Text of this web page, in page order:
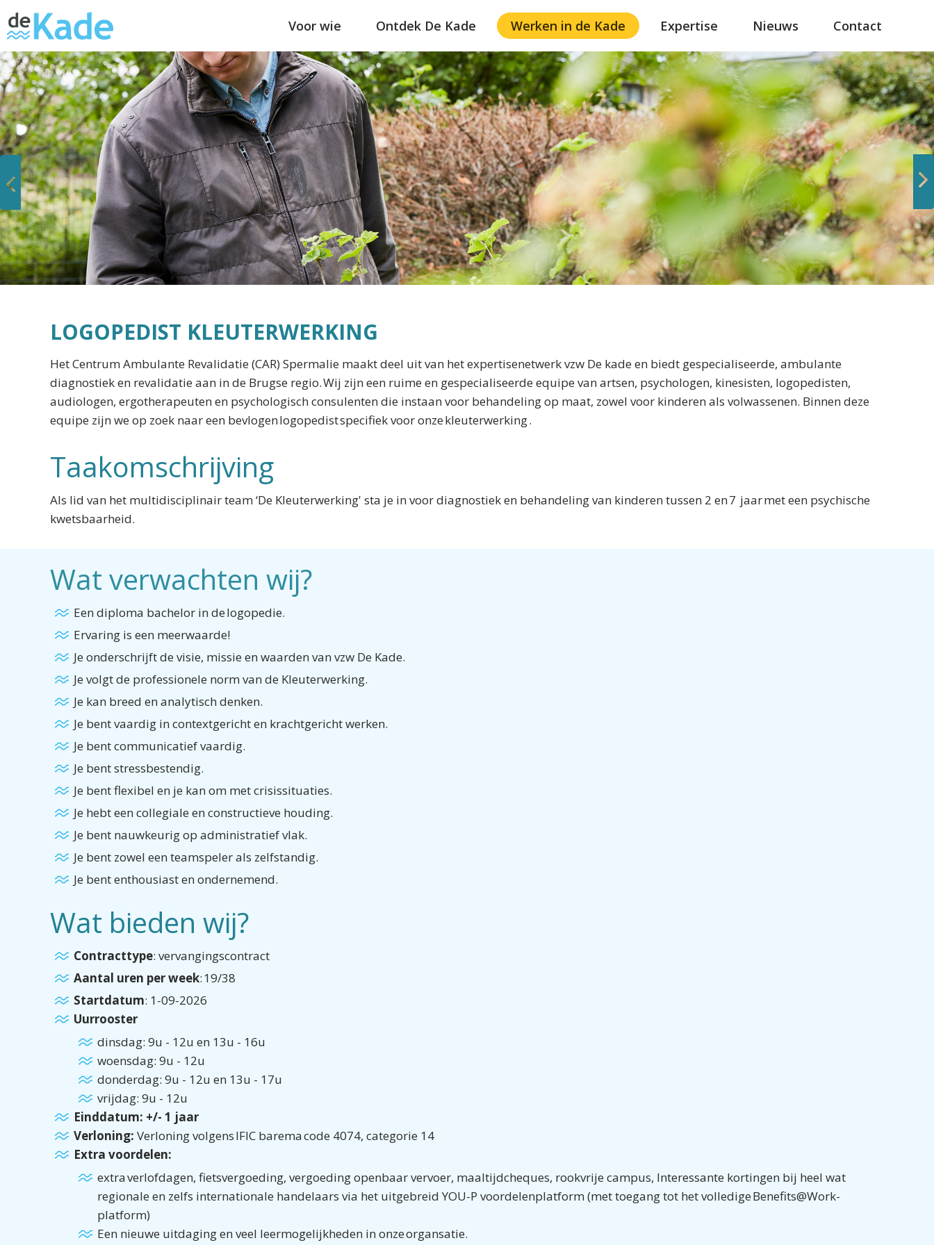
Voor wie Ontdek De Kade Werken in de Kade Expertise Nieuws Contact
Vorige
Volgende
LOGOPEDIST KLEUTERWERKING
Het Centrum Ambulante Revalidatie (CAR) Spermalie maakt deel uit van het expertisenetwerk vzw De kade en biedt gespecialiseerde, ambulante
diagnostiek en revalidatie aan in de Brugse regio. Wij zijn een ruime en gespecialiseerde equipe van artsen, psychologen, kinesisten, logopedisten,
audiologen, ergotherapeuten en psychologisch consulenten die instaan voor behandeling op maat, zowel voor kinderen als volwassenen. Binnen deze
equipe zijn we op zoek naar een bevlogen logopedist specifiek voor onze kleuterwerking .
Taakomschrijving
Als lid van het multidisciplinair team ‘De Kleuterwerking' sta je in voor diagnostiek en behandeling van kinderen tussen 2 en 7 jaar met een psychische
kwetsbaarheid.
Wat verwachten wij?
Een diploma bachelor in de logopedie.
Ervaring is een meerwaarde!
Je onderschrijft de visie, missie en waarden van vzw De Kade.
Je volgt de professionele norm van de Kleuterwerking.
Je kan breed en analytisch denken.
Je bent vaardig in contextgericht en krachtgericht werken.
Je bent communicatief vaardig.
Je bent stressbestendig.
Je bent flexibel en je kan om met crisissituaties.
Je hebt een collegiale en constructieve houding.
Je bent nauwkeurig op administratief vlak.
Je bent zowel een teamspeler als zelfstandig.
Je bent enthousiast en ondernemend.
Wat bieden wij?
Contracttype: vervangingscontract
Aantal uren per week: 19/38
Startdatum: 1-09-2026
Uurrooster
dinsdag: 9u - 12u en 13u - 16u
woensdag: 9u - 12u
donderdag: 9u - 12u en 13u - 17u
vrijdag: 9u - 12u
Einddatum: +/- 1 jaar
Verloning: Verloning volgens IFIC barema code 4074, categorie 14
Extra voordelen:
extra verlofdagen, fietsvergoeding, vergoeding openbaar vervoer, maaltijdcheques, rookvrije campus, Interessante kortingen bij heel wat
regionale en zelfs internationale handelaars via het uitgebreid YOU-P voordelenplatform (met toegang tot het volledige Benefits@Work-
platform)
Een nieuwe uitdaging en veel leermogelijkheden in onze organsatie.